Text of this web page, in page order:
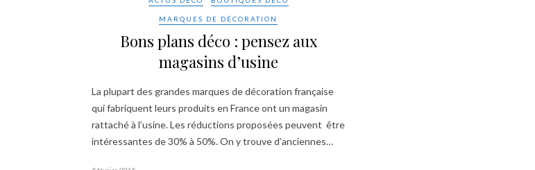
MARQUES DE DÉCORATION
Bons plans déco : pensez aux
magasins d’usine
La plupart des grandes marques de décoration française
qui fabriquent leurs produits en France ont un magasin
rattaché à l’usine. Les réductions proposées peuvent être
intéressantes de 30% à 50%. On y trouve d’anciennes…